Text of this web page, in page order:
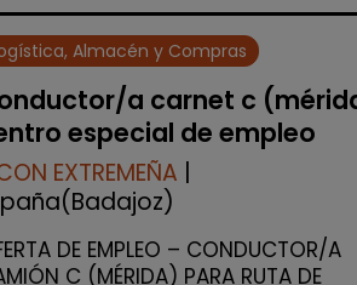
Almacén y Compras
a carnet c
especial de empleo
EXTREMEÑA |
DE EMPLEO – CONDUCTOR/A
C (MÉRIDA) PARA RUTA DE